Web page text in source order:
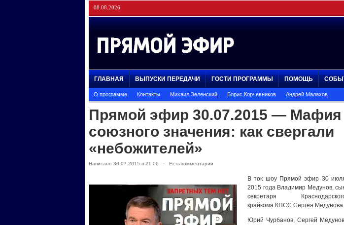
08.08.2026
ГЛАВНАЯ ВЫПУСКИ ПЕРЕДАЧИ ГОСТИ ПРОГРАММЫ ПОМОЩЬ
О программе Контакты Михаил Зеленский Борис Корчевников Андрей Малахов
Прямой эфир 30.07.2015 — Мафия
союзного значения: как свергали
«небожителей»
Написано 30.07.2015 в 21:06 · Есть комментарии
В ток шоу Прямой эфир 30
2015 года Владимир Медунов,
секретаря
крайкома КПСС Сергея Медунова.
Юрий Чурбанов, Сергей